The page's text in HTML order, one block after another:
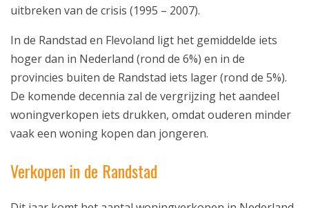
uitbreken van de crisis (1995 – 2007).
In de Randstad en Flevoland ligt het gemiddelde iets
hoger dan in Nederland (rond de 6%) en in de
provincies buiten de Randstad iets lager (rond de 5%).
De komende decennia zal de vergrijzing het aandeel
woningverkopen iets drukken, omdat ouderen minder
vaak een woning kopen dan jongeren.
Verkopen in de Randstad